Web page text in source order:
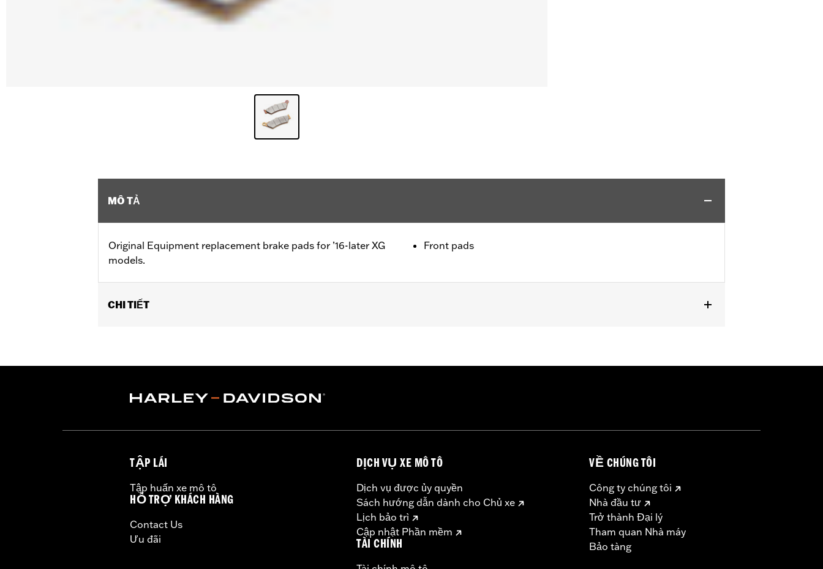
MÔ TẢ
Original Equipment replacement brake pads for ’16-later XG
models.
Front pads
CHI TIẾT
Sold In Units:Pair
TẬP LÁI
Tập huấn xe mô tô
HỖ TRỢ KHÁCH HÀNG
Contact Us
Ưu đãi
DỊCH VỤ XE MÔ TÔ
Dịch vụ được ủy quyền
Sách hướng dẫn dành cho Chủ xe
Lịch bảo trì
Cập nhật Phần mềm
TÀI CHÍNH
VỀ CHÚNG TÔI
Công ty chúng tôi
Nhà đầu tư
Trở thành Đại lý
Tham quan Nhà máy
Bảo tàng